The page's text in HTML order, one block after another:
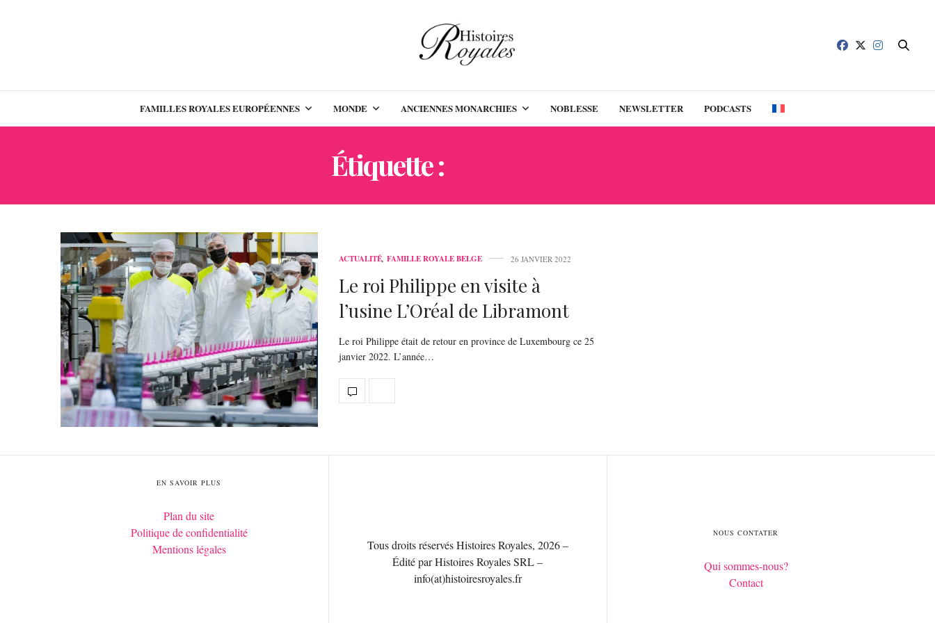
FAMILLES ROYALES EUROPÉENNES MONDE ANCIENNES MONARCHIES NOBLESSE NEWSLETTER PODCASTS
Étiquette :
ACTUALITÉ, FAMILLE ROYALE BELGE 26 JANVIER 2022
Le roi Philippe en visite à
l’usine L’Oréal de Libramont
Le roi Philippe était de retour en province de Luxembourg ce 25
janvier 2022. L’année…
EN SAVOIR PLUS
Plan du site
Politique de confidentialité
Mentions légales
Tous droits réservés Histoires Royales, 2026 –
Édité par Histoires Royales SRL –
info(at)histoiresroyales.fr
NOUS CONTATER
Qui sommes-nous?
Contact